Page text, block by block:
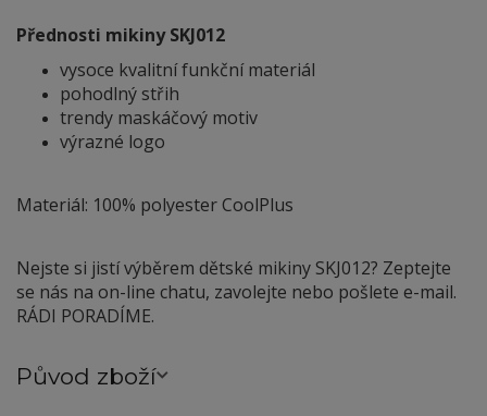
Přednosti mikiny SKJ012
vysoce kvalitní funkční materiál
pohodlný střih
trendy maskáčový motiv
výrazné logo
Materiál: 100% polyester CoolPlus
Nejste si jistí výběrem dětské mikiny SKJ012? Zeptejte
se nás na on-line chatu, zavolejte nebo pošlete e-mail.
RÁDI PORADÍME.
Původ zboží